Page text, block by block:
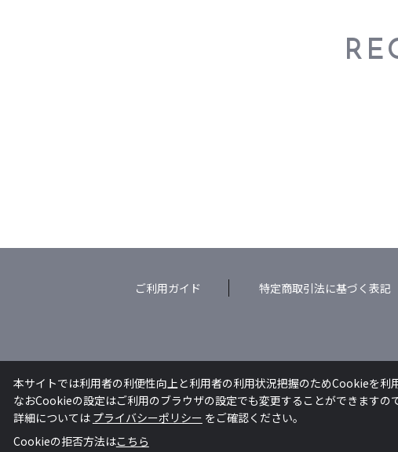
ご利用ガイド 特定商取引法に基づく表記
本サイトでは利用者の利便性向上と利用者の利用状況把握のためCookieを利
なおCookieの設定はご利用のブラウザの設定でも変更することができますの
詳細については プライバシーポリシー をご確認ください。
Cookieの拒否方法はこちら